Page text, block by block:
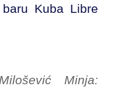
baru Kuba Libre
Minja: